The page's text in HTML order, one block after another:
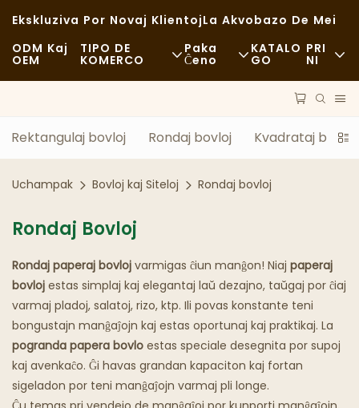
Ekskluziva Por Novaj KlientojLa Akvobazo De Mei
ODM Kaj
OEM
TIPO DE
KOMERCO
Neformala
Bufedo
Manĝkamionetoj
Bakejo
Grasa Kulero
Fantomaj Restoracioj
Paka
Ĉeno
Transportado
KATALO
GO
PRI
NI
Novaĵoj
Daŭripovo
Rektangulaj bovloj Rondaj bovloj Kvadrataj bovloj
Uchampak Bovloj kaj Siteloj Rondaj bovloj
Rondaj Bovloj
Rondaj paperaj bovloj varmigas ĉiun manĝon! Niaj paperaj
bovloj estas simplaj kaj elegantaj laŭ dezajno, taŭgaj por ĉiaj
varmaj pladoj, salatoj, rizo, ktp. Ili povas konstante teni
bongustajn manĝaĵojn kaj estas oportunaj kaj praktikaj. La
pogranda papera bovlo estas speciale desegnita por supoj
kaj avenkaĉo. Ĝi havas grandan kapaciton kaj fortan
sigeladon por teni manĝaĵojn varmaj pli longe.